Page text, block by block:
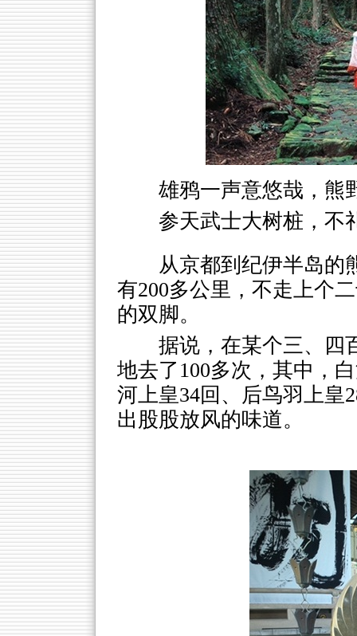
雄鸦一声意悠哉，熊
参天武士大树桩，
从京都到纪伊半岛的
有200多公里，不走上个
的双脚。
据说，在某个三、四
地去了100多次，其中，
河上皇34回、后鸟羽上
出股股放风的味道。